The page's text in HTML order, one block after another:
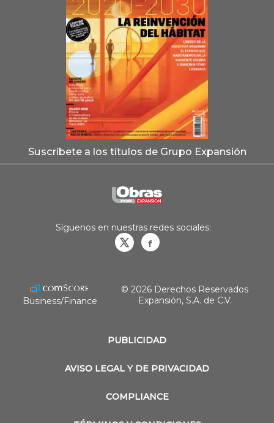
Suscríbete a los títulos de Grupo Expansión
PUBLICIDAD
AVISO LEGAL Y DE PRIVACIDAD
COMPLIANCE
Síguenos en nuestras redes sociales:
Business/Finance
© 2026 Derechos Reservados
Expansión, S.A. de C.V.